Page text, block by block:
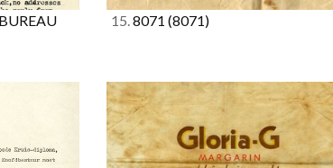
15.8071 (8071)